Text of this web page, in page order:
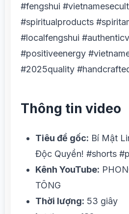
#fengshui
#spiritualproducts
#localfengshui
#positiveenergy
#2025quality
Thông tin video
Tiêu đề gốc: Bí Mật
Độc Quyền! #shorts
Kênh YouTube:
TÔNG
Thời lượng: 53 giây